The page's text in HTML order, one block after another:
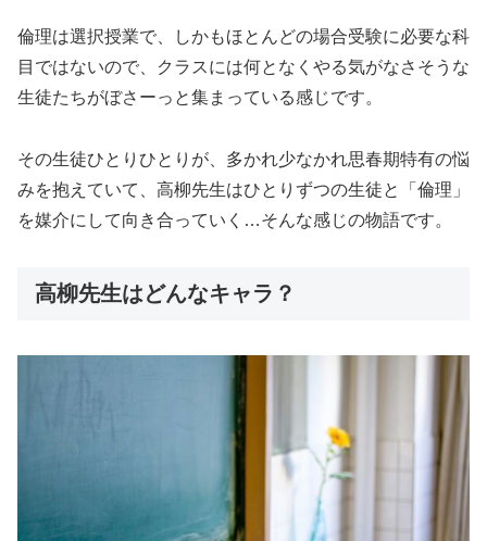
倫理は選択授業で、しかもほとんどの場合受験に必要な科
目ではないので、クラスには何となくやる気がなさそうな
生徒たちがぼさーっと集まっている感じです。
その生徒ひとりひとりが、多かれ少なかれ思春期特有の悩
みを抱えていて、高柳先生はひとりずつの生徒と「倫理」
を媒介にして向き合っていく…そんな感じの物語です。
高柳先生はどんなキャラ？